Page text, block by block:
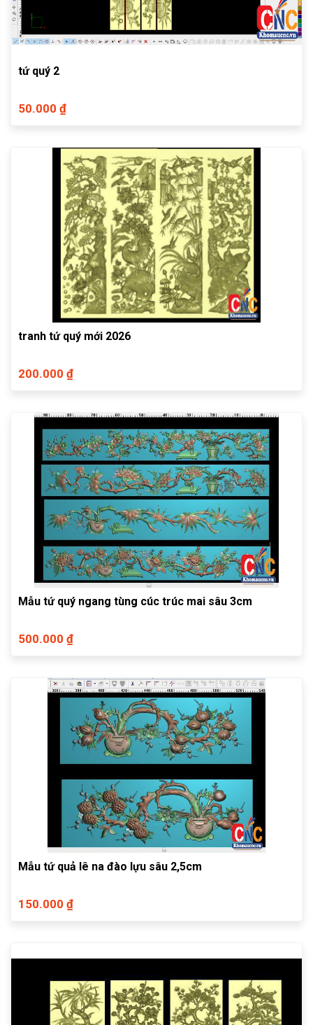
tứ quý 2
50.000 ₫
tranh tứ quý mới 2026
200.000 ₫
Mẫu tứ quý ngang tùng cúc trúc mai sâu 3cm
500.000 ₫
Mẫu tứ quả lê na đào lựu sâu 2,5cm
150.000 ₫